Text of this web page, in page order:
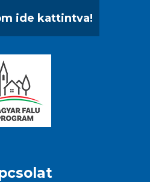
ide kattintva!